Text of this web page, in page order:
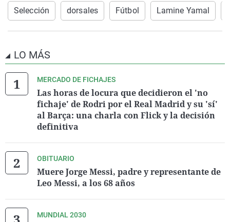
Selección dorsales Fútbol Lamine Yamal
LO MÁS
MERCADO DE FICHAJES
Las horas de locura que decidieron el 'no
fichaje' de Rodri por el Real Madrid y su 'sí'
al Barça: una charla con Flick y la decisión
definitiva
OBITUARIO
Muere Jorge Messi, padre y representante de
Leo Messi, a los 68 años
MUNDIAL 2030